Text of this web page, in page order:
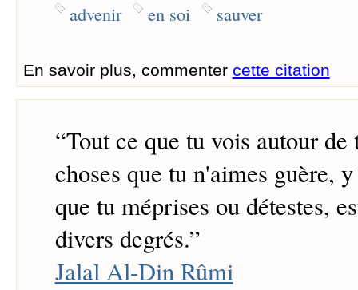
advenir en soi sauver
En savoir plus, commenter cette citation
“Tout ce que tu vois autour
choses que tu n'aimes guère,
que tu méprises ou détestes,
divers degrés.”
Jalal Al-Din Rûmi